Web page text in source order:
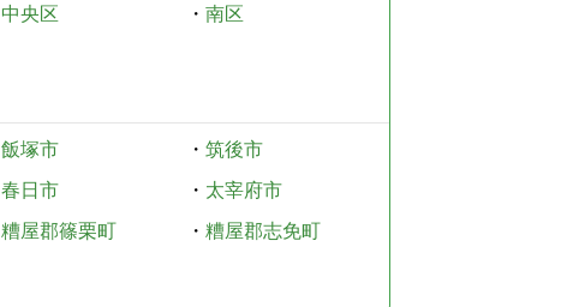
中央区 ・ 南区
飯塚市 ・ 筑後市
春日市 ・ 太宰府市
糟屋郡篠栗町 ・ 糟屋郡志免町